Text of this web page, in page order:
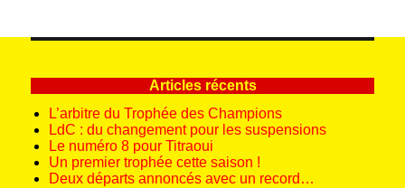
CÉD
E
Articles récents
L’arbitre du Trophée des Champions
LdC : du changement pour les suspensions
Le numéro 8 pour Titraoui
Un premier trophée cette saison !
Deux départs annoncés avec un record…